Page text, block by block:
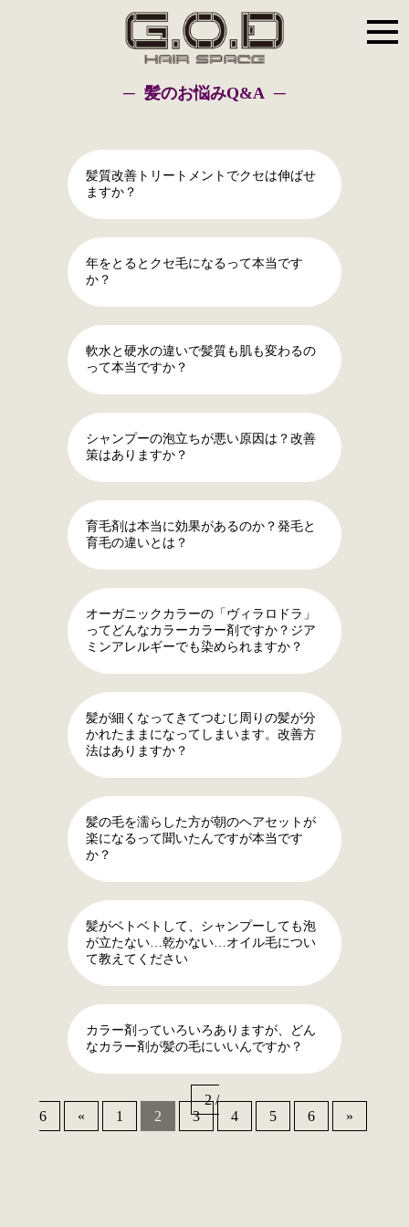
髪のお悩みQ&A
髪質改善トリートメントでクセは伸ばせ
ますか？
年をとるとクセ毛になるって本当です
か？
軟水と硬水の違いで髪質も肌も変わるの
って本当ですか？
シャンプーの泡立ちが悪い原因は？改善
策はありますか？
育毛剤は本当に効果があるのか？発毛と
育毛の違いとは？
オーガニックカラーの「ヴィラロドラ」
ってどんなカラーカラー剤ですか？ジア
ミンアレルギーでも染められますか？
髪が細くなってきてつむじ周りの髪が分
かれたままになってしまいます。改善方
法はありますか？
髪の毛を濡らした方が朝のヘアセットが
楽になるって聞いたんですが本当です
か？
髪がベトベトして、シャンプーしても泡
が立たない…乾かない…オイル毛につい
て教えてください
カラー剤っていろいろありますが、どん
なカラー剤が髪の毛にいいんですか？
2 /
6
« 1 2 3 4 5 6 »